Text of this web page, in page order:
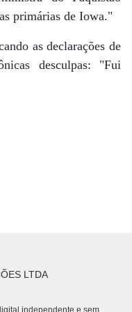
primárias de Iowa."
as declarações de
desculpas: "Fui
LTDA
independente e sem